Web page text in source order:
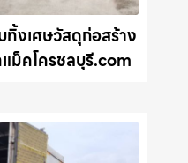
งเศษวัสดุก่อสร้าง
ม็คโครชลบุรี.com